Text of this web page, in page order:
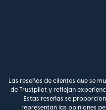
Las reseñas de clientes que se
de Trustpilot y reflejan
Estas reseñas se
representan las opiniones